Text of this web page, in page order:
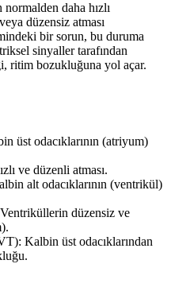
daha hızlı
düzensiz atması
bir sorun, bu duruma
sinyaller tarafından
ritim bozukluğuna yol açar.
üst odacıklarının (atriyum)
ve düzenli atması.
alt odacıklarının (ventrikül)
düzensiz ve
Kalbin üst odacıklarından